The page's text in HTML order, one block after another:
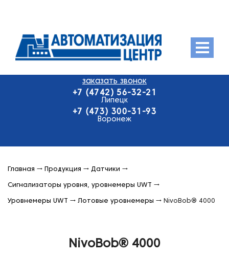
Menu
О компании
Продукция
Оплата и доставка
заказать звонок
+7 (4742) 56-32-21
Липецк
+7 (473) 300-31-93
Воронеж
Главная → Продукция → Датчики →
Сигнализаторы уровня, уровнемеры UWT →
Уровнемеры UWT → Лотовые уровнемеры → NivoBob® 4000
NivoBob® 4000